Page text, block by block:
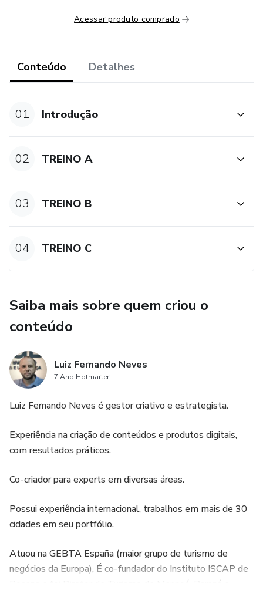
+ Aulão semanal ao vivo com plantão de dúvidas.
Acessar produto comprado
Conteúdo Detalhes
01 Introdução
02 TREINO A
03 TREINO B
04 TREINO C
Saiba mais sobre quem criou o
conteúdo
Luiz Fernando Neves
7 Ano Hotmarter
Luiz Fernando Neves é gestor criativo e estrategista.
Experiência na criação de conteúdos e produtos digitais,
com resultados práticos.
Co-criador para experts em diversas áreas.
Possui experiência internacional, trabalhos em mais de 30
cidades em seu portfólio.
Atuou na GEBTA España (maior grupo de turismo de
negócios da Europa), É co-fundador do Instituto ISCAP de